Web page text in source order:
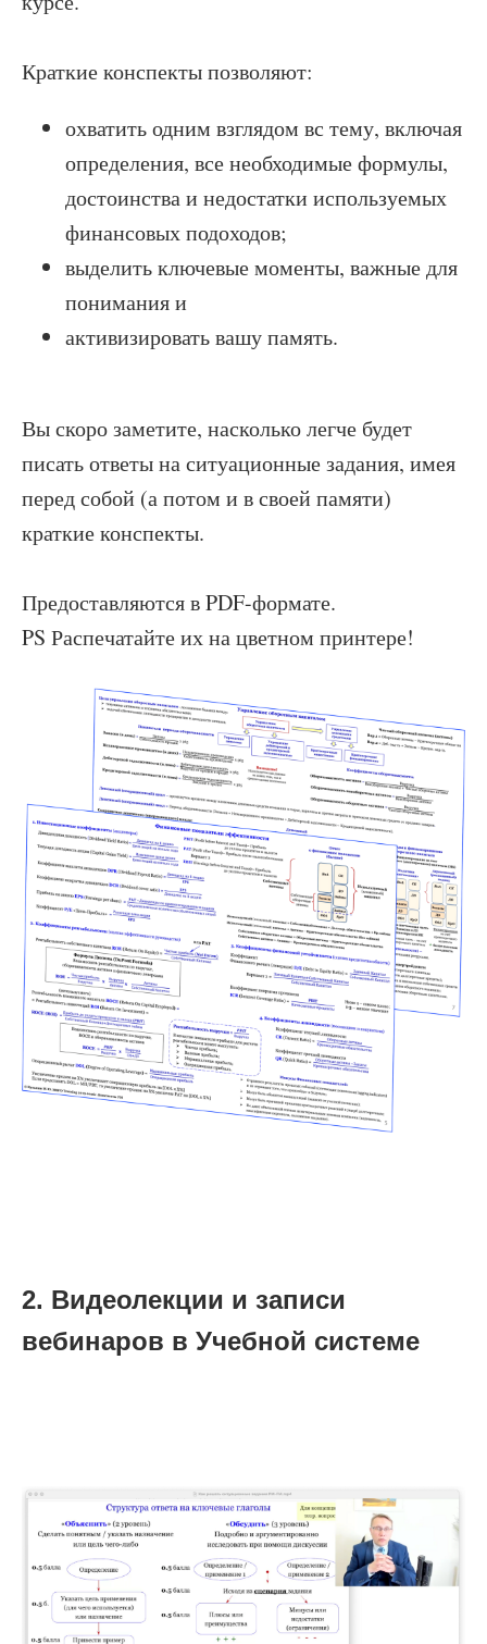
Краткие конспекты позволяют:
охватить одним взглядом вс тему, включая
определения, все необходимые формулы,
достоинства и недостатки используемых
финансовых подоходов;
выделить ключевые моменты, важные для
понимания и
активизировать вашу память.
Вы скоро заметите, насколько легче будет
писать ответы на ситуационные задания, имея
перед собой (а потом и в своей памяти)
краткие конспекты.
Предоставляются в PDF-формате.
PS Распечатайте их на цветном принтере!
2. Видеолекции и записи
вебинаров в Учебной системе